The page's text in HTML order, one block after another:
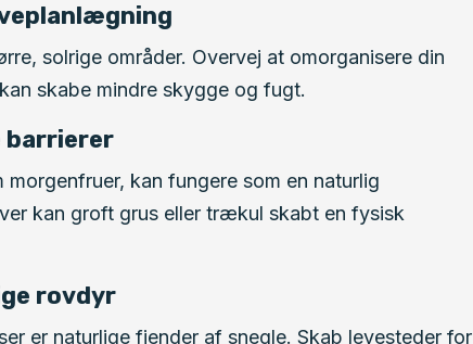
solrige områder. Overvej at omorganisere din
skabe mindre skygge og fugt.
barrierer
morgenfruer, kan fungere som en naturlig
kan groft grus eller trækul skabt en fysisk
rovdyr
er naturlige fjender af snegle. Skab levesteder for